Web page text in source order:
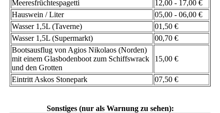
Meeresfrüchtespagetti
12,00 - 17,00 €
Hauswein / Liter
05,00 - 06,00 €
Wasser 1,5L (Taverne)
01,50 €
Wasser 1,5L (Supermarkt)
00,70 €
Bootsausflug von Agios Nikolaos (Norden)
mit einem Glasbodenboot zum Schiffswrack
und den Grotten
15,00 €
Eintritt Askos Stonepark 07,50 €
Sonstiges (nur als Warnung zu sehen):